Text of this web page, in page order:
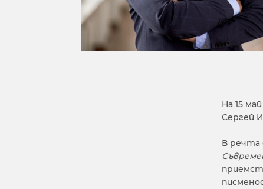
На 15
Сергей
В речта